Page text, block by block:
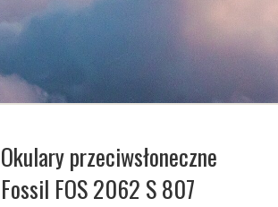
Okulary przeciwsłoneczne
Fossil FOS 2062 S 807